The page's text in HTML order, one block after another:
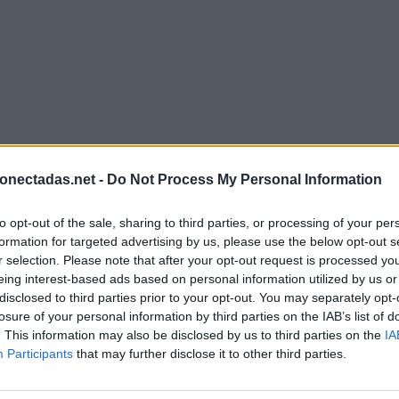
- Do Not Process My Personal Information
opt-out of the sale, sharing to third parties, or processing of your
for targeted advertising by us, please use the below opt-out
selection. Please note that after your opt-out request is processed
interest-based ads based on personal information utilized by us
to third parties prior to your opt-out. You may separately
of your personal information by third parties on the IAB’s list of
This information may also be disclosed by us to third parties on the
Participants that may further disclose it to other third parties.